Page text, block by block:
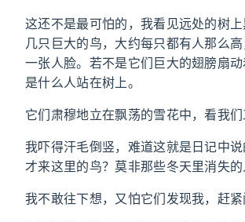
这还不是最可怕的，我看见远处的树
几只巨大的鸟，大约每只都有人那么
一张人脸。若不是它们巨大的翅膀扇
是什么人站在树上。
它们肃穆地立在飘荡的雪花中，看我们
我吓得汗毛倒竖，难道这就是日记中
才来这里的鸟？莫非那些冬天里消失
我不敢往下想，又怕它们发现我，赶紧